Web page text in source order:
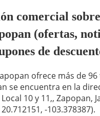
comercial
(ofertas,
de
ofrece más de 96
se encuentra en la
10 y 11,, Zapopan,
-103.378387).